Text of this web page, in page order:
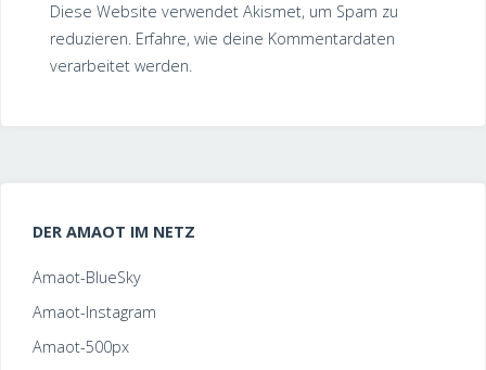
Diese Website verwendet Akismet, um Spam zu
reduzieren. Erfahre, wie deine Kommentardaten
verarbeitet werden.
DER AMAOT IM NETZ
Amaot-BlueSky
Amaot-Instagram
Amaot-500px